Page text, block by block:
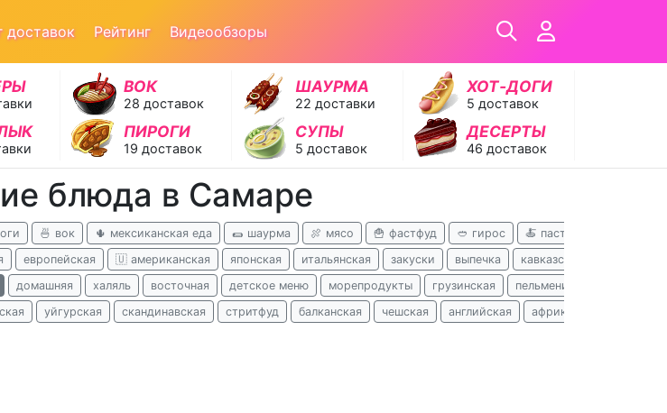
доставок Рейтинг Видеообзоры
ВОК
28 доставок
ШАУРМА
22 доставки
ХОТ‑ДОГИ
5 доставок
ПИРОГИ
19 доставок
СУПЫ
5 доставок
ДЕСЕРТЫ
46 доставок
блюда в Самаре
🍜 вок 🌵 мексиканская еда 🌯 шаурма 🍖 мясо 🍟 фастфуд 🥙 гирос 🍝 паста
европейская 🇺 американская японская итальянская закуски выпечка кавказская
домашняя халяль восточная детское меню морепродукты грузинская пельмени
уйгурская скандинавская стритфуд балканская чешская английская африканская